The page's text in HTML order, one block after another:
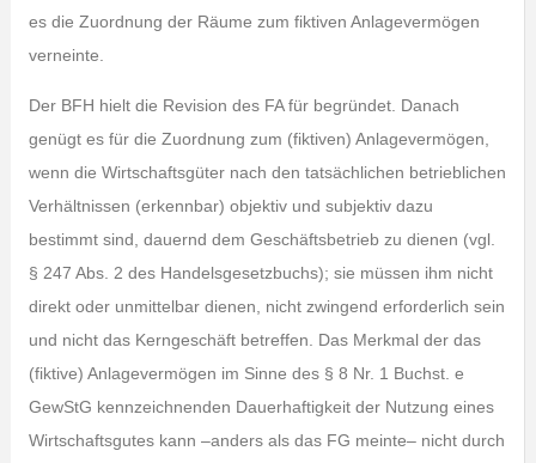
es die Zuordnung der Räume zum fiktiven Anlagevermögen
verneinte.
Der BFH hielt die Revision des FA für begründet. Danach
genügt es für die Zuordnung zum (fiktiven) Anlagevermögen,
wenn die Wirtschaftsgüter nach den tatsächlichen betrieblichen
Verhältnissen (erkennbar) objektiv und subjektiv dazu
bestimmt sind, dauernd dem Geschäftsbetrieb zu dienen (vgl.
§ 247 Abs. 2 des Handelsgesetzbuchs); sie müssen ihm nicht
direkt oder unmittelbar dienen, nicht zwingend erforderlich sein
und nicht das Kerngeschäft betreffen. Das Merkmal der das
(fiktive) Anlagevermögen im Sinne des § 8 Nr. 1 Buchst. e
GewStG kennzeichnenden Dauerhaftigkeit der Nutzung eines
Wirtschaftsgutes kann –anders als das FG meinte– nicht durch